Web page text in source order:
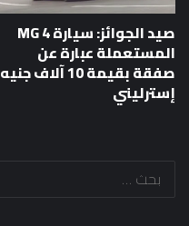
صيد الجوائز: سيارة MG 4
المستعملة عبارة عن
صفقة بقيمة 10 آلاف جنيه
إسترليني